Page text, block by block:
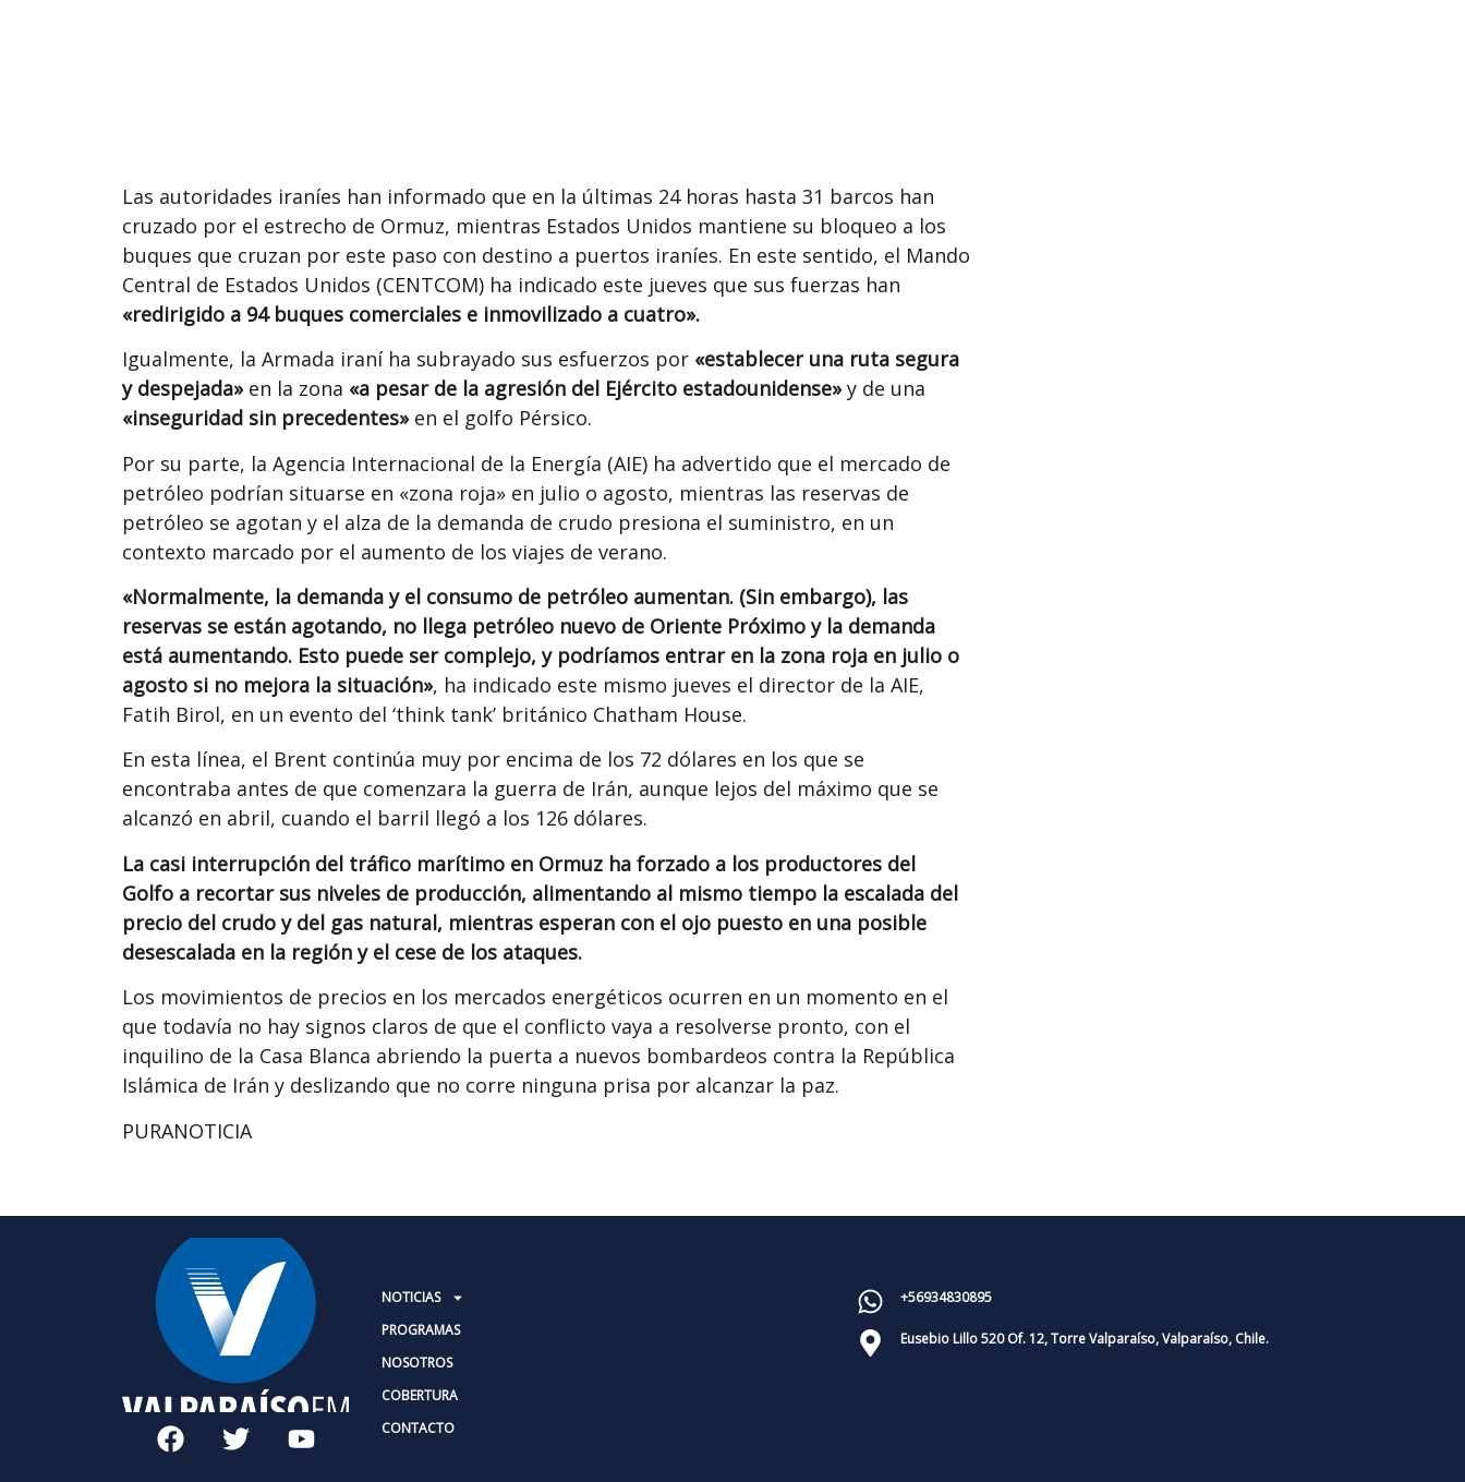
Las autoridades iraníes han informado que en la últimas 24 horas hasta 31 barcos han
cruzado por el estrecho de Ormuz, mientras Estados Unidos mantiene su bloqueo a los
buques que cruzan por este paso con destino a puertos iraníes. En este sentido, el Mando
Central de Estados Unidos (CENTCOM) ha indicado este jueves que sus fuerzas han
«redirigido a 94 buques comerciales e inmovilizado a cuatro».
Igualmente, la Armada iraní ha subrayado sus esfuerzos por «establecer una ruta segura
y despejada»en la zona «a pesar de la agresión del Ejército estadounidense»y de una
«inseguridad sin precedentes»en el golfo Pérsico.
Por su parte, la Agencia Internacional de la Energía (AIE) ha advertido que el mercado de
petróleo podrían situarse en «zona roja» en julio o agosto, mientras las reservas de
petróleo se agotan y el alza de la demanda de crudo presiona el suministro, en un
contexto marcado por el aumento de los viajes de verano.
«Normalmente, la demanda y el consumo de petróleo aumentan. (Sin embargo), las
reservas se están agotando, no llega petróleo nuevo de Oriente Próximo y la demanda
está aumentando. Esto puede ser complejo, y podríamos entrar en la zona roja en julio o
agosto si no mejora la situación», ha indicado este mismo jueves el director de la AIE,
Fatih Birol, en un evento del ‘think tank’ británico Chatham House.
En esta línea, el Brent continúa muy por encima de los 72 dólares en los que se
encontraba antes de que comenzara la guerra de Irán, aunque lejos del máximo que se
alcanzó en abril, cuando el barril llegó a los 126 dólares.
La casi interrupción del tráfico marítimo en Ormuz ha forzado a los productores del
Golfo a recortar sus niveles de producción, alimentando al mismo tiempo la escalada del
precio del crudo y del gas natural, mientras esperan con el ojo puesto en una posible
desescalada en la región y el cese de los ataques.
Los movimientos de precios en los mercados energéticos ocurren en un momento en el
que todavía no hay signos claros de que el conflicto vaya a resolverse pronto, con el
inquilino de la Casa Blanca abriendo la puerta a nuevos bombardeos contra la República
Islámica de Irán y deslizando que no corre ninguna prisa por alcanzar la paz.
PURANOTICIA
NOTICIAS
PROGRAMAS
NOSOTROS
COBERTURA
CONTACTO
+56934830895
Eusebio Lillo 520 Of. 12, Torre Valparaíso, Valparaíso, Chile.